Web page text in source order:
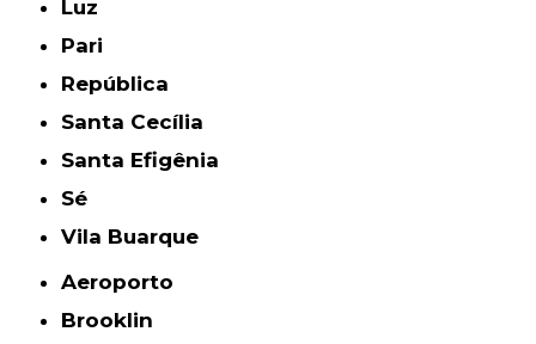
Luz
Pari
República
Santa Cecília
Santa Efigênia
Sé
Vila Buarque
Aeroporto
Brooklin